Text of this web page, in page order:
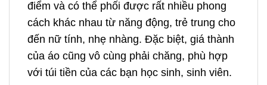
điểm và có thể phối được rất nhiều phong
cách khác nhau từ năng động, trẻ trung cho
đến nữ tính, nhẹ nhàng. Đặc biệt, giá thành
của áo cũng vô cùng phải chăng, phù hợp
với túi tiền của các bạn học sinh, sinh viên.